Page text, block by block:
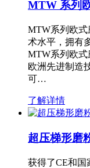
MTW 系列
MTW系列欧
术水平，拥有
MTW系列欧式
欧洲先进制造
可…
了解详情
超压梯形磨
获得了CE和国